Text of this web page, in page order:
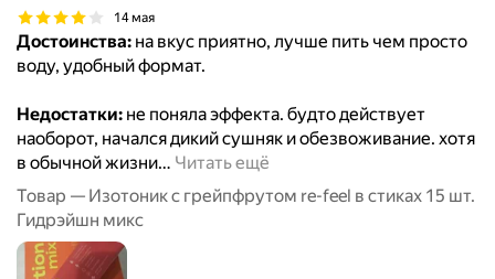
14 мая
Достоинства: на вкус приятно, лучше пить чем просто
воду, удобный формат.
Недостатки: не поняла эффекта. будто действует
наоборот, начался дикий сушняк и обезвоживание. хотя
в обычной жизни… Читать ещё
Товар — Изотоник с грейпфрутом re-feel в стиках 15 шт.
Гидрэйшн микс